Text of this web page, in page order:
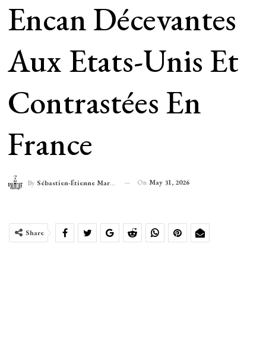
Encan Décevantes
Aux Etats-Unis Et
Contrastées En
France
By Sébastien-Étienne Marechal On May 31, 2026
Share